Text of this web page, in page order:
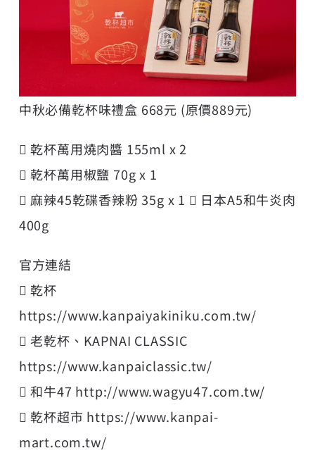
中秋必備乾杯味禮盒 668元 (原價889元)
 乾杯萬用燒肉醬 155ml x 2
 乾杯萬用椒鹽 70g x 1
 麻辣45乾碟香辣粉 35g x 1  日本A5和牛炎肉
400g
官方連結
 乾杯
https://www.kanpaiyakiniku.com.tw/
 老乾杯、KAPNAI CLASSIC
https://www.kanpaiclassic.tw/
 和牛47 http://www.wagyu47.com.tw/
 乾杯超市 https://www.kanpai-
mart.com.tw/